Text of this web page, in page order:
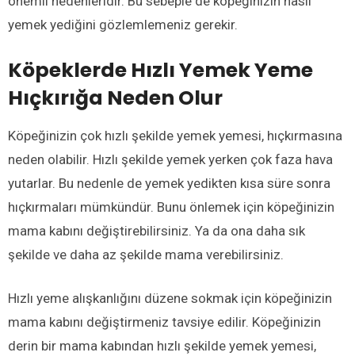
yemek yediğini gözlemlemeniz gerekir.
Köpeklerde Hızlı Yemek Yeme
Hıçkırığa Neden Olur
Köpeğinizin çok hızlı şekilde yemek yemesi, hıçkırmasına
neden olabilir. Hızlı şekilde yemek yerken çok faza hava
yutarlar. Bu nedenle de yemek yedikten kısa süre sonra
hıçkırmaları mümkündür. Bunu önlemek için köpeğinizin
mama kabını değiştirebilirsiniz. Ya da ona daha sık
şekilde ve daha az şekilde mama verebilirsiniz.
Hızlı yeme alışkanlığını düzene sokmak için köpeğinizin
mama kabını değiştirmeniz tavsiye edilir. Köpeğinizin
derin bir mama kabından hızlı şekilde yemek yemesi,